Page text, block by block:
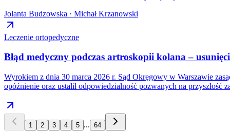
Jolanta Budzowska · Michał Krzanowski
Leczenie ortopedyczne
Błąd medyczny podczas artroskopii kolana –
Wyrokiem z dnia 30 marca 2026 r. Sąd Okręgowy w Warszawie
opóźnienie oraz ustalił odpowiedzialność pozwanych na przyszłość
1 2 3 4 5 ... 64